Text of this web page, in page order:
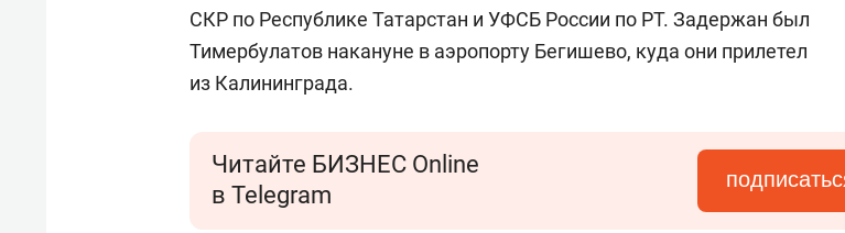
СКР по Республике Татарстан и УФСБ России по РТ. Задержан был
Тимербулатов накануне в аэропорту Бегишево, куда они прилетел
из Калининграда.
Читайте БИЗНЕС Online
в Telegram